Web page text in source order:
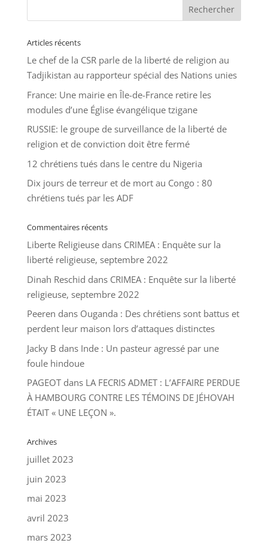
Articles récents
Le chef de la CSR parle de la liberté de religion au
Tadjikistan au rapporteur spécial des Nations unies
France: Une mairie en Île-de-France retire les
modules d’une Église évangélique tzigane
RUSSIE: le groupe de surveillance de la liberté de
religion et de conviction doit être fermé
12 chrétiens tués dans le centre du Nigeria
Dix jours de terreur et de mort au Congo : 80
chrétiens tués par les ADF
Commentaires récents
Liberte Religieusedans CRIMEA : Enquête sur la
liberté religieuse, septembre 2022
Dinah Reschid dans CRIMEA : Enquête sur la liberté
religieuse, septembre 2022
Peeren dans Ouganda : Des chrétiens sont battus et
perdent leur maison lors d’attaques distinctes
Jacky B dans Inde : Un pasteur agressé par une
foule hindoue
PAGEOTdans LA FECRIS ADMET : L’AFFAIRE PERDUE
À HAMBOURG CONTRE LES TÉMOINS DE JÉHOVAH
ÉTAIT « UNE LEÇON ».
Archives
juillet 2023
juin 2023
mai 2023
avril 2023
mars 2023